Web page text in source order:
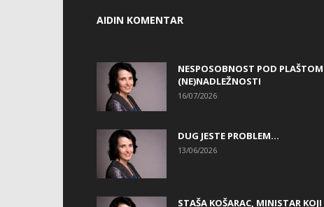
AIDIN KOMENTAR
NESPOSOBNOST POD PLAŠTOM
(NE)NADLEŽNOSTI
16/07/2026
DUG JESTE PROBLEM…
13/06/2026
STAŠA KOŠARAC, MINISTAR KOJI